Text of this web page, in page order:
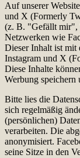
Auf unserer
und X (Formerly
(z. B. "Gefällt mir",
Netzwerken wie
Dieser Inhalt ist mit
Instagram und X
Diese Inhalte
Werbung speichern
Bitte lies die
sich regelmäßig
(persönlichen)
verarbeiten. Die
anonymisiert.
seine Sitze in den